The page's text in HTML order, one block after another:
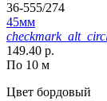
36-555/274
45мм
149.40 р.
По 10 м
Цвет бордовый